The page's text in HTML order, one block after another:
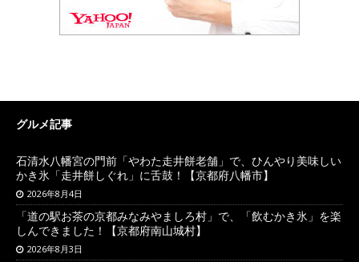
グルメ記事
石清水八幡宮の門前「やわた走井餅老舗」で、ひんやり美味しい
かき氷「走井餅しぐれ」に舌鼓！【京都府八幡市】
2026年8月4日
「道の駅お茶の京都みなみやましろ村」で、「飲むかき氷」を楽
しんできました！【京都府南山城村】
2026年8月3日